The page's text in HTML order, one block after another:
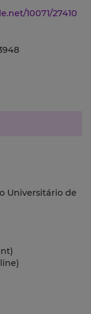
10071/27410
Universitário de